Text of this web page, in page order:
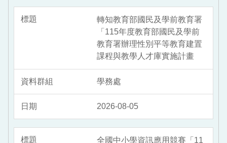
轉知教育部國民及學前教育署
「115年度教育部國民及學前
教育署辦理性別平等教育建置
課程與教學人才庫實施計畫
學務處
2026-08-05
全國中小學資訊應用競賽「11